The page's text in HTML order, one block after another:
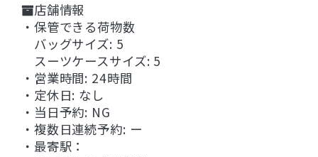
店舗情報
・保管できる荷物数
バッグサイズ: 5
スーツケースサイズ: 5
・営業時間: 24時間
・定休日: なし
・当日予約: NG
・複数日連続予約: ー
・最寄駅：